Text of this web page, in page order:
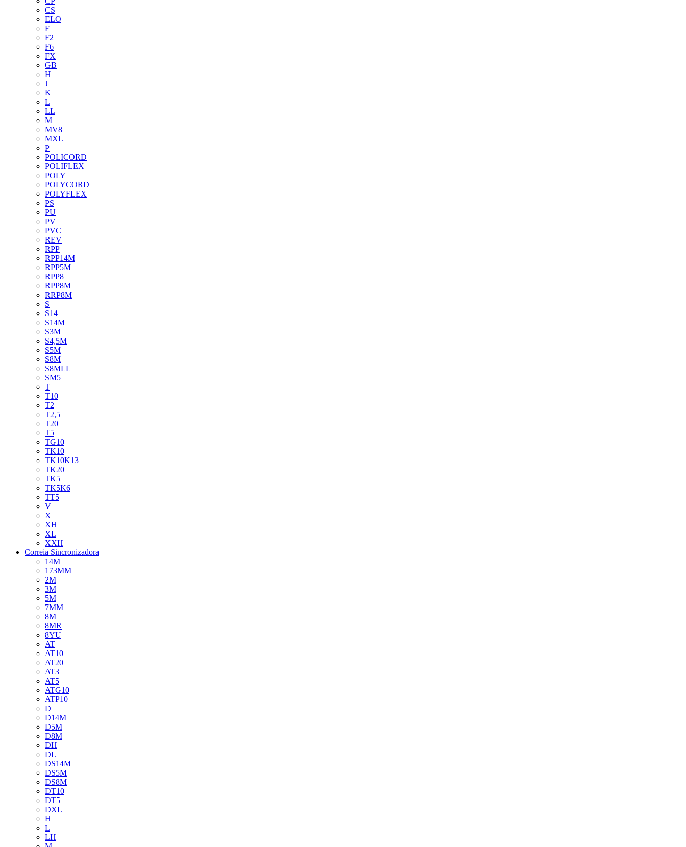
CS
ELO
F
F2
F6
FX
GB
H
J
K
L
LL
M
MV8
MXL
P
POLICORD
POLIFLEX
POLY
POLYCORD
POLYFLEX
PS
PU
PV
PVC
REV
RPP
RPP14M
RPP5M
RPP8
RPP8M
RRP8M
S
S14
S14M
S3M
S4,5M
S5M
S8M
S8MLL
SM5
T
T10
T2
T2,5
T20
T5
TG10
TK10
TK10K13
TK20
TK5
TK5K6
TT5
V
X
XH
XL
XXH
Correia Sincronizadora
14M
173MM
2M
3M
5M
7MM
8M
8MR
8YU
AT
AT10
AT20
AT3
AT5
ATG10
ATP10
D
D14M
D5M
D8M
DH
DL
DS14M
DS5M
DS8M
DT10
DT5
DXL
H
L
LH